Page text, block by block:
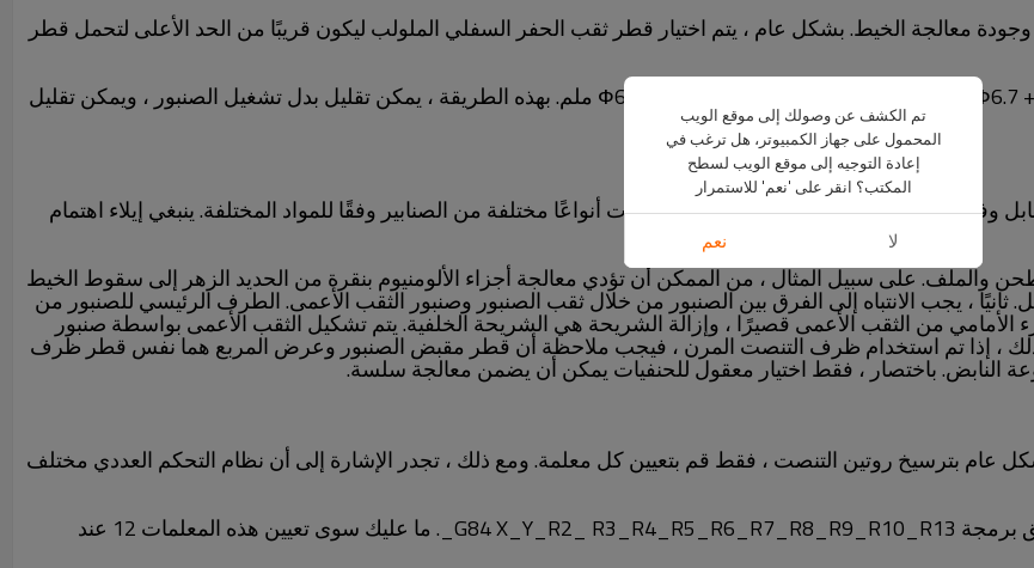
معالجة الخيط. بشكل عام ، يتم اختيار قطر ثقب الحفر السفلي الملولب ليكون قريبًا من الحد الأعلى لتحمل قطر
على سبيل المثال ، يبلغ قطر الثقب السفلي للفتحة الملولبة M8 Ф6.7 + 0.27 مم ، ويتم اختيار قطر الحفر ليكون Ф6.9 ملم. بهذه الطريقة ، يمكن تقليل بدل تشغيل الصنبور ، ويمكن تقليل
للمادة المراد معالجتها. تنتج شركة الأدوات أنواعًا مختلفة من الصنابير وفقًا للمواد المختلفة. ينبغي إيلاء اهتمام
والملف. على سبيل المثال ، من الممكن أن تؤدي معالجة أجزاء الألومنيوم بنقرة من الحديد الزهر إلى سقوط الخيط
ثانيًا ، يجب الانتباه إلى الفرق بين الصنبور من خلال ثقب الصنبور وصنبور الثقب الأعمى. الطرف الرئيسي للصنبور من
الأمامي من الثقب الأعمى قصيرًا ، وإزالة الشريحة هي الشريحة الخلفية. يتم تشكيل الثقب الأعمى بواسطة صنبور
، إذا تم استخدام ظرف التنصت المرن ، فيجب ملاحظة أن قطر مقبض الصنبور وعرض المربع هما نفس قطر ظرف
باختصار ، فقط اختيار معقول للحنفيات يمكن أن يضمن معالجة سلسة.
عام بترسيخ روتين التنصت ، فقط قم بتعيين كل معلمة. ومع ذلك ، تجدر الإشارة إلى أن نظام التحكم العددي مختلف
على سبيل المثال ، يحتوي نظام التحكم SIEMEN840C على تنسيق برمجة G84 X_Y_R2_ R3_R4_R5_R6_R7_R8_R9_R10_R13_. ما عليك سوى تعيين هذه المعلمات 12 عند
تم الكشف عن وصولك إلى موقع الويب
المحمول على جهاز الكمبيوتر، هل ترغب في
إعادة التوجيه إلى موقع الويب لسطح
المكتب؟ انقر على 'نعم' للاستمرار
لا نعم